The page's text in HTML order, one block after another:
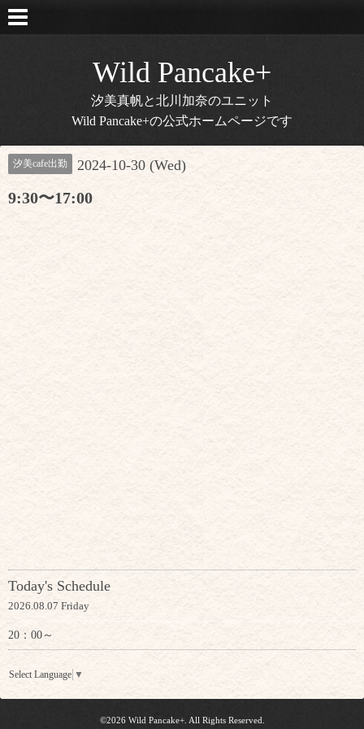
Wild Pancake+
汐美真帆と北川加奈のユニット
Wild Pancake+の公式ホームページです
汐美cafe出勤 2024-10-30 (Wed)
9:30〜17:00
Today's Schedule
2026.08.07 Friday
20：00～
Select Language ▼
©2026 Wild Pancake+. All Rights Reserved.